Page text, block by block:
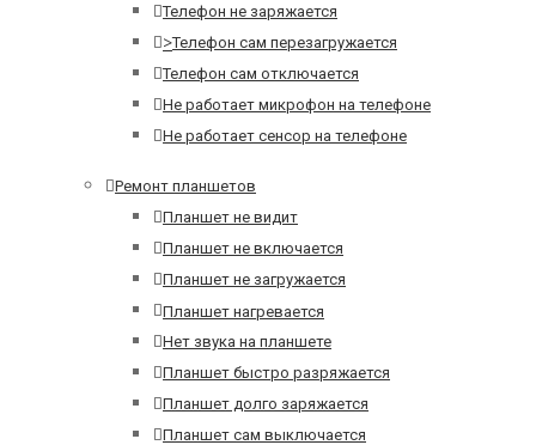
Телефон не заряжается
>Телефон сам перезагружается
Телефон сам отключается
Не работает микрофон на телефоне
Не работает сенсор на телефоне
Ремонт планшетов
Планшет не видит
Планшет не включается
Планшет не загружается
Планшет нагревается
Нет звука на планшете
Планшет быстро разряжается
Планшет долго заряжается
Планшет сам выключается